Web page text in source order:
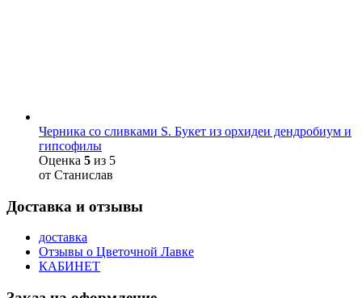
Черника со сливками S. Букет из орхидеи дендробиум и
гипсофилы
Оценка 5 из 5
от Станислав
Доставка и отзывы
доставка
Отзывы о Цветочной Лавке
КАБИНЕТ